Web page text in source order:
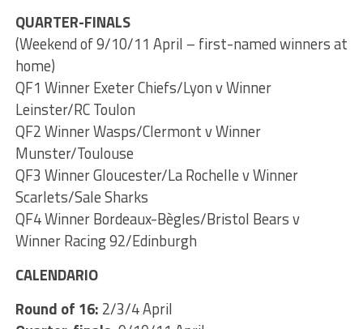
QUARTER-FINALS
(Weekend of 9/10/11 April – first-named winners at
home)
QF1 Winner Exeter Chiefs/Lyon v Winner
Leinster/RC Toulon
QF2 Winner Wasps/Clermont v Winner
Munster/Toulouse
QF3 Winner Gloucester/La Rochelle v Winner
Scarlets/Sale Sharks
QF4 Winner Bordeaux-Bègles/Bristol Bears v
Winner Racing 92/Edinburgh
CALENDARIO
Round of 16: 2/3/4 April